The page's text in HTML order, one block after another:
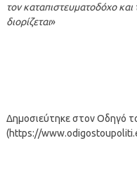
τον καταπιστευματοδόχο
διορίζεται»
Δημοσιεύτηκε στον Οδηγό
(https://